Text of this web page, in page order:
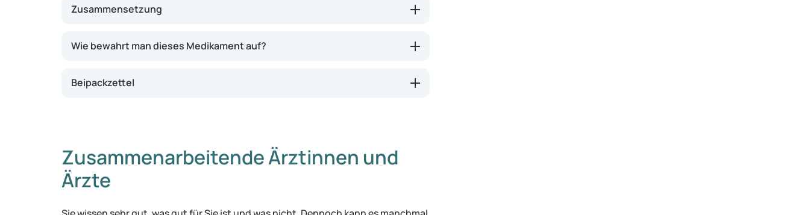
Zusammensetzung
Wie bewahrt man dieses Medikament auf?
Beipackzettel
Zusammenarbeitende Ärztinnen und
Ärzte